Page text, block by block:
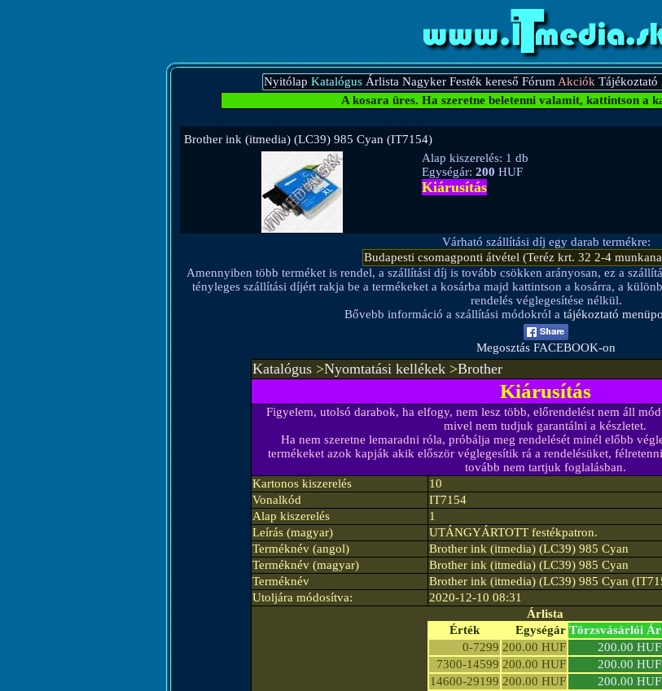
Nyitólap Katalógus Árlista Nagyker Festék kereső FórumAkciók Tájékoztató
A kosara üres. Ha szeretne beletenni valamit, kattintson a
Brother ink (itmedia) (LC39) 985 Cyan (IT7154)
Alap kiszerelés: 1 db
Egységár: 200 HUF
Kiárusítás
Várható szállítási díj egy darab termékre:
Budapesti csomagponti átvétel (Teréz krt. 32 2-4
Amennyiben több terméket is rendel, a szállítási díj is tovább csökken arányosan, ez a
tényleges szállítási díjért rakja be a termékeket a kosárba majd kattintson a kosárra, a
rendelés véglegesítése nélkül.
Bővebb információ a szállítási módokról a tájékoztató
Megosztás FACEBOOK-on
Katalógus >Nyomtatási kellékek >Brother
Kiárusítás
Figyelem, utolsó darabok, ha elfogy, nem lesz több, előrendelést nem áll
mivel nem tudjuk garantálni a készletet.
Ha nem szeretne lemaradni róla, próbálja meg rendelését minél előbb
termékeket azok kapják akik először véglegesítik rá a rendelésüket,
tovább nem tartjuk foglalásban.
Kartonos kiszerelés
10
Vonalkód
IT7154
Alap kiszerelés
1
Leírás (magyar)
UTÁNGYÁRTOTT festékpatron.
Terméknév (angol)
Brother ink (itmedia) (LC39) 985 Cyan
Terméknév (magyar)
Brother ink (itmedia) (LC39) 985 Cyan
Terméknév
Brother ink (itmedia) (LC39) 985 Cyan
Utoljára módosítva:
2020-12-10 08:31
Árlista
Érték
Egységár Törzsvásárlói Ár
0-7299 200.00 HUF
200.00 HUF
7300-14599 200.00 HUF
200.00 HUF
14600-29199 200.00 HUF
200.00 HUF